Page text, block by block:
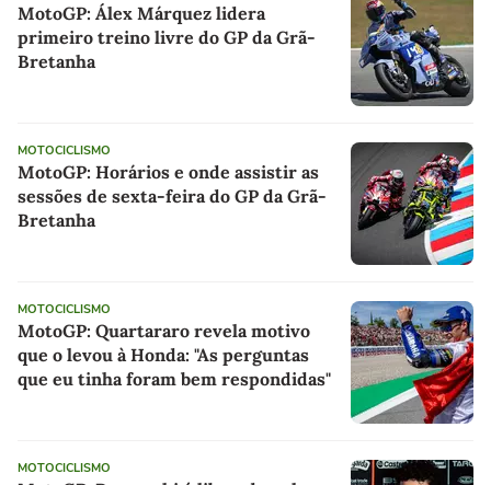
MotoGP: Álex Márquez lidera
primeiro treino livre do GP da Grã-
Bretanha
MOTOCICLISMO
MotoGP: Horários e onde assistir as
sessões de sexta-feira do GP da Grã-
Bretanha
MOTOCICLISMO
MotoGP: Quartararo revela motivo
que o levou à Honda: "As perguntas
que eu tinha foram bem respondidas"
MOTOCICLISMO